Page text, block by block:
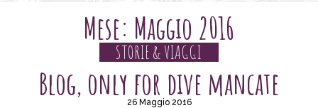
Mese: Maggio 2016
STORIE & VIAGGI
Blog, only for dive mancate
26 Maggio 2016